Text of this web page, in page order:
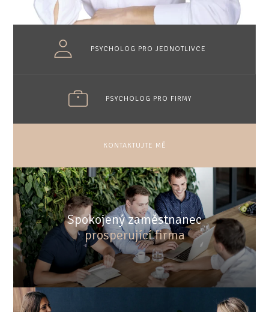
PSYCHOLOG PRO JEDNOTLIVCE
PSYCHOLOG PRO FIRMY
KONTAKTUJTE MĚ
Spokojený zaměstnanec
prosperující firma